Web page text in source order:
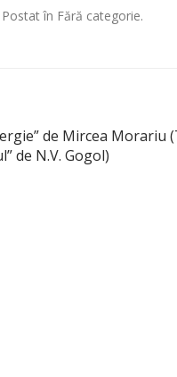
Postat în Fără categorie.
de Mircea Morariu
de N.V. Gogol)